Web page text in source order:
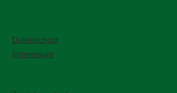
Datenschutz
Impressum